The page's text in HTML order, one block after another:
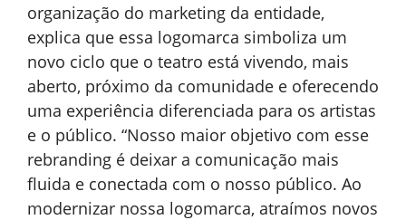
organização do marketing da entidade,
explica que essa logomarca simboliza um
novo ciclo que o teatro está vivendo, mais
aberto, próximo da comunidade e oferecendo
uma experiência diferenciada para os artistas
e o público. “Nosso maior objetivo com esse
rebranding é deixar a comunicação mais
fluida e conectada com o nosso público. Ao
modernizar nossa logomarca, atraímos novos